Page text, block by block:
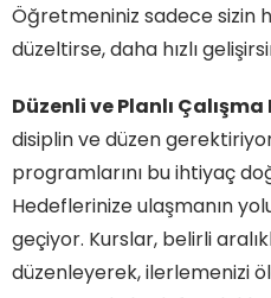
Öğretmeniniz sadece sizin
düzeltirse, daha hızlı
Düzenli ve Planlı
disiplin ve düzen
programlarını bu ihtiyaç
Hedeflerinize ulaşmanın
geçiyor. Kurslar, belirli
düzenleyerek, ilerlemenizi